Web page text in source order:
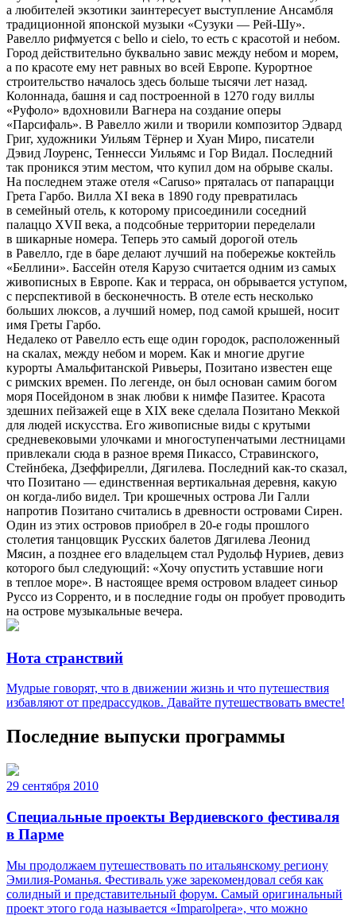
а любителей экзотики заинтересует выступление Ансамбля
традиционной японской музыки «Сузуки — Рей-Шу».
Равелло рифмуется с bello и cielo, то есть с красотой и небом.
Город действительно буквально завис между небом и морем,
а по красоте ему нет равных во всей Европе. Курортное
строительство началось здесь больше тысячи лет назад.
Колоннада, башня и сад построенной в 1270 году виллы
«Руфоло» вдохновили Вагнера на создание оперы
«Парсифаль». В Равелло жили и творили композитор Эдвард
Григ, художники Уильям Тёрнер и Хуан Миро, писатели
Дэвид Лоуренс, Теннесси Уильямс и Гор Видал. Последний
так проникся этим местом, что купил дом на обрыве скалы.
На последнем этаже отеля «Caruso» пряталась от папарацци
Грета Гарбо. Вилла XI века в 1890 году превратилась
в семейный отель, к которому присоединили соседний
палаццо XVII века, а подсобные территории переделали
в шикарные номера. Теперь это самый дорогой отель
в Равелло, где в баре делают лучший на побережье коктейль
«Беллини». Бассейн отеля Карузо считается одним из самых
живописных в Европе. Как и терраса, он обрывается уступом,
с перспективой в бесконечность. В отеле есть несколько
больших люксов, а лучший номер, под самой крышей, носит
имя Греты Гарбо.
Недалеко от Равелло есть еще один городок, расположенный
на скалах, между небом и морем. Как и многие другие
курорты Амальфитанской Ривьеры, Позитано известен еще
с римских времен. По легенде, он был основан самим богом
моря Посейдоном в знак любви к нимфе Пазитее. Красота
здешних пейзажей еще в XIX веке сделала Позитано Меккой
для людей искусства. Его живописные виды с крутыми
средневековыми улочками и многоступенчатыми лестницами
привлекали сюда в разное время Пикассо, Стравинского,
Стейнбека, Дзеффирелли, Дягилева. Последний как-то сказал,
что Позитано — единственная вертикальная деревня, какую
он когда-либо видел. Три крошечных острова Ли Галли
напротив Позитано считались в древности островами Сирен.
Один из этих островов приобрел в 20-е годы прошлого
столетия танцовщик Русских балетов Дягилева Леонид
Мясин, а позднее его владельцем стал Рудольф Нуриев, девиз
которого был следующий: «Хочу опустить уставшие ноги
в теплое море». В настоящее время островом владеет синьор
Руссо из Сорренто, и в последние годы он пробует проводить
на острове музыкальные вечера.
Нота странствий
Мудрые говорят, что в движении жизнь и что путешествия
избавляют от предрассудков. Давайте путешествовать вместе!
Последние выпуски программы
29 сентября 2010
Специальные проекты Вердиевского фестиваля
в Парме
Мы продолжаем путешествовать по итальянскому региону
Эмилия-Романья. Фестиваль уже зарекомендовал себя как
солидный и представительный форум. Самый оригинальный
проект этого года называется «Imparolpera», что можно